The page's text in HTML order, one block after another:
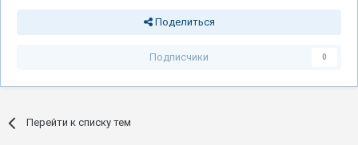
Поделиться
Подписчики 0
Перейти к списку тем